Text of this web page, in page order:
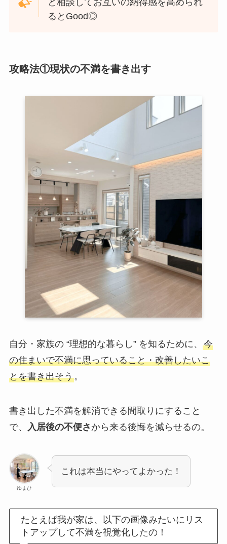
と相談してお互いの納得感を高められ
るとGood◎
攻略法①現状の不満を書き出す
自分・家族の “理想的な暮らし” を知るために、 今
の住まいで不満に思っていること・改善したいこ
とを書き出そう。
書き出した不満を解消できる間取りにすること
で、
入居後の不便さ から来る後悔を減らせるの。
ゆまひ
これは本当にやってよかった！
たとえば我が家は、以下の画像みたいにリス
トアップして不満を視覚化したの！